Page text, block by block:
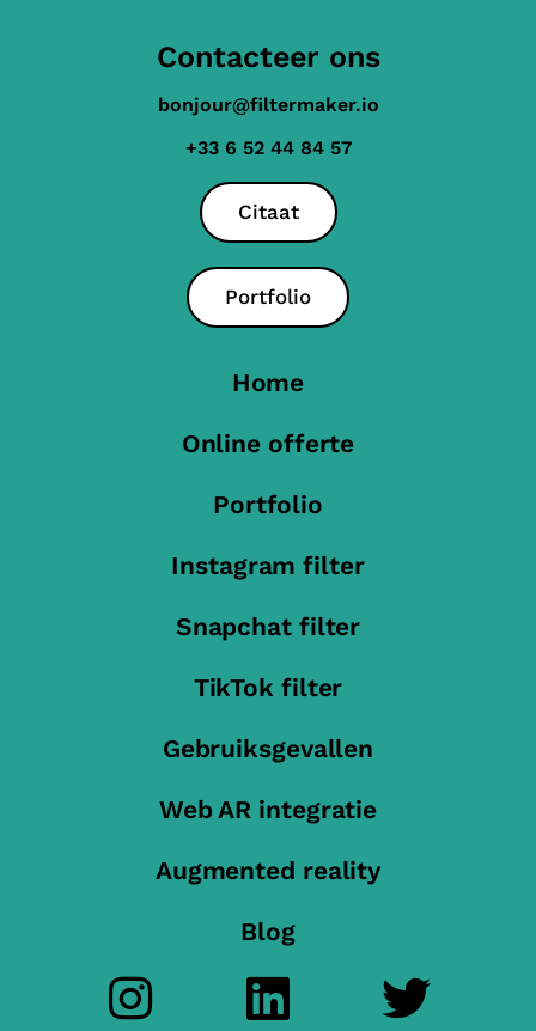
Contacteer ons
bonjour@filtermaker.io
+33 6 52 44 84 57
Citaat
Portfolio
Home
Online offerte
Portfolio
Instagram filter
Snapchat filter
TikTok filter
Gebruiksgevallen
Web AR integratie
Augmented reality
Blog